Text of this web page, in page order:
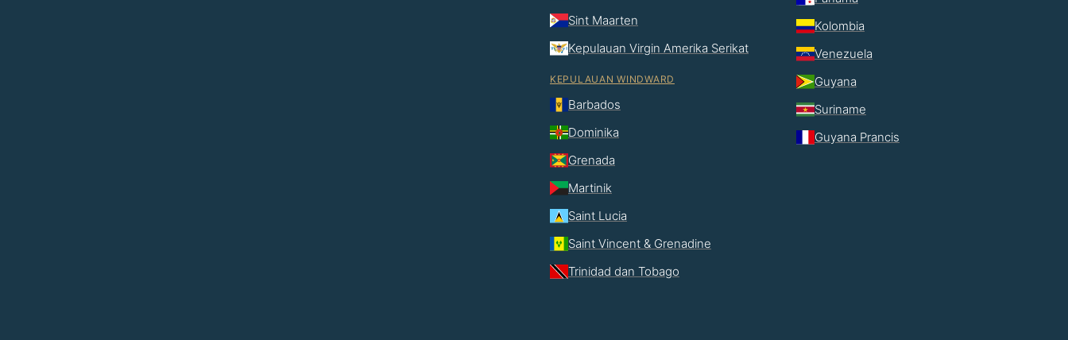
Sint Maarten
Kepulauan Virgin Amerika Serikat
KEPULAUAN WINDWARD
Barbados
Dominika
Grenada
Martinik
Saint Lucia
Saint Vincent & Grenadine
Trinidad dan Tobago
Kolombia
Venezuela
Guyana
Suriname
Guyana Prancis